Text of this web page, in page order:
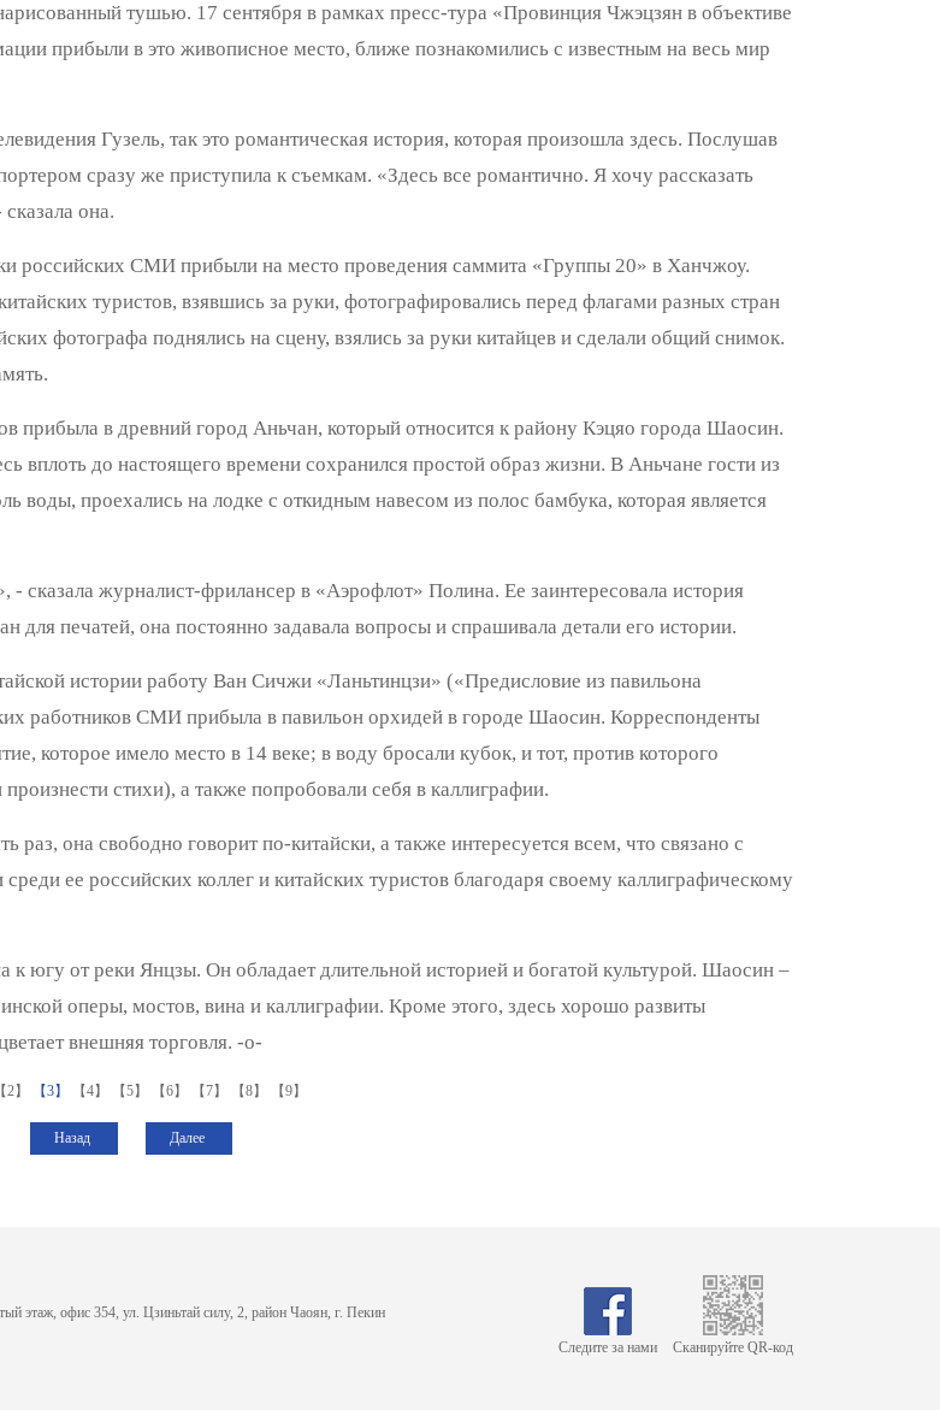
тушью. 17 сентября в рамках пресс-тура «Провинция Чжэцзян в объективе
прибыли в это живописное место, ближе познакомились с известным на весь мир
Гузель, так это романтическая история, которая произошла здесь. Послушав
сразу же приступила к съемкам. «Здесь все романтично. Я хочу рассказать
она.
российских СМИ прибыли на место проведения саммита «Группы 20» в Ханчжоу.
туристов, взявшись за руки, фотографировались перед флагами разных стран
фотографа поднялись на сцену, взялись за руки китайцев и сделали общий снимок.
прибыла в древний город Аньчан, который относится к району Кэцяо города Шаосин.
вплоть до настоящего времени сохранился простой образ жизни. В Аньчане гости из
воды, проехались на лодке с откидным навесом из полос бамбука, которая является
сказала журналист-фрилансер в «Аэрофлот» Полина. Ее заинтересовала история
для печатей, она постоянно задавала вопросы и спрашивала детали его истории.
истории работу Ван Сичжи «Ланьтинцзи» («Предисловие из павильона
работников СМИ прибыла в павильон орхидей в городе Шаосин. Корреспонденты
которое имело место в 14 веке; в воду бросали кубок, и тот, против которого
стихи), а также попробовали себя в каллиграфии.
раз, она свободно говорит по-китайски, а также интересуется всем, что связано с
ее российских коллег и китайских туристов благодаря своему каллиграфическому
югу от реки Янцзы. Он обладает длительной историей и богатой культурой. Шаосин –
оперы, мостов, вина и каллиграфии. Кроме этого, здесь хорошо развиты
внешняя торговля. -о-
【2】 【3】 【4】 【5】 【6】 【7】 【8】 【9】
Назад Далее
этаж, офис 354, ул. Цзиньтай силу, 2, район Чаоян, г. Пекин
Следите за нами Сканируйте QR-код